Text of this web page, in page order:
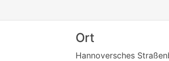
Ort
Hannoversches